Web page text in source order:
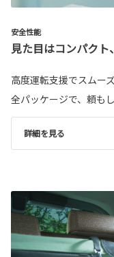
安全性能
見た目はコンパクト
高度運転支援でスムー
全パッケージで、頼も
詳細を見る